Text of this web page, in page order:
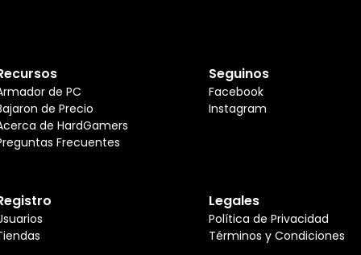
de PC
de Precio
de HardGamers
Frecuentes
Seguinos
Facebook
Instagram
Legales
Política de Privacidad
Términos y Condiciones